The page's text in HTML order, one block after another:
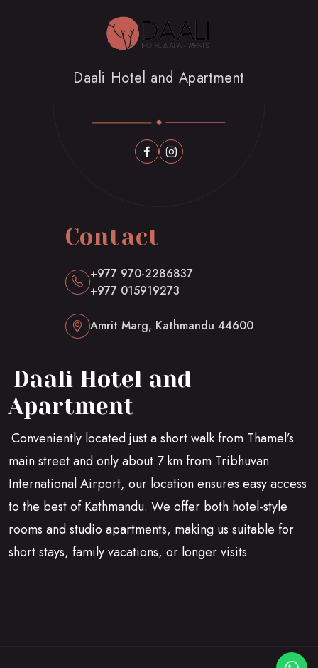
Daali Hotel and
Apartment
Conveniently located just a short walk from Thamel’s
main street and only about 7 km from Tribhuvan
International Airport, our location ensures easy access
to the best of Kathmandu. We offer both hotel-style
rooms and studio apartments, making us suitable for
short stays, family vacations, or longer visits
Daali Hotel and Apartment
Contact
+977 970-2286837
+977 015919273
Amrit Marg, Kathmandu 44600